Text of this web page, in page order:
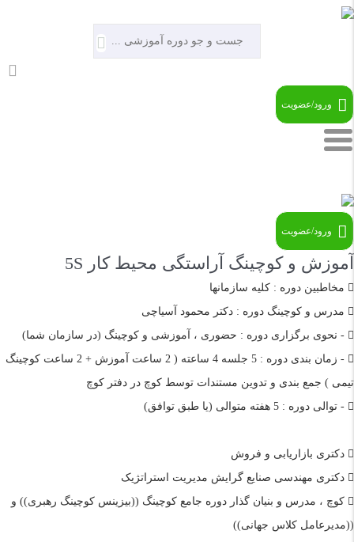
ورود/عضویت
ورود/عضویت
آموزش و کوچینگ آراستگی محیط کار 5S
مخاطبین دوره : کلیه سازمانها
مدرس و کوچینگ دوره : دکتر محمود آسیاچی
- نحوی برگزاری دوره : حضوری ، آموزشی و کوچینگ (در سازمان شما)
- زمان بندی دوره : 5 جلسه 4 ساعته ( 2 ساعت آموزش + 2 ساعت کوچینگ
تیمی ) جمع بندی و تدوین مستندات توسط کوچ در دفتر کوچ
- توالی دوره : 5 هفته متوالی (یا طبق توافق)
دکتری بازاریابی و فروش
دکتری مهندسی صنایع گرایش مدیریت استراتژیک
کوچ ، مدرس و بنیان گذار دوره جامع کوچینگ ((بیزینس کوچینگ رهبری)) و
((مدیرعامل کلاس جهانی))